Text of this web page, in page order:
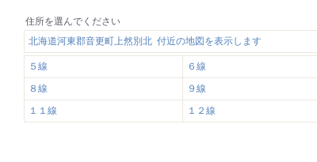
住所を選んでください
北海道河東郡音更町上然別北 付近の地図を表示します
５線 ６線
８線
９線
１１線
１２線